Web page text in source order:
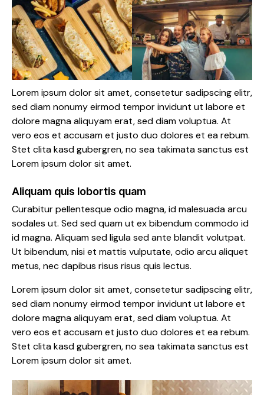
Lorem ipsum dolor sit amet, consetetur sadipscing elitr,
sed diam nonumy eirmod tempor invidunt ut labore et
dolore magna aliquyam erat, sed diam voluptua. At
vero eos et accusam et justo duo dolores et ea rebum.
Stet clita kasd gubergren, no sea takimata sanctus est
Lorem ipsum dolor sit amet.
Aliquam quis lobortis quam
Curabitur pellentesque odio magna, id malesuada arcu
sodales ut. Sed sed quam ut ex bibendum commodo id
id magna. Aliquam sed ligula sed ante blandit volutpat.
Ut bibendum, nisi et mattis vulputate, odio arcu aliquet
metus, nec dapibus risus risus quis lectus.
Lorem ipsum dolor sit amet, consetetur sadipscing elitr,
sed diam nonumy eirmod tempor invidunt ut labore et
dolore magna aliquyam erat, sed diam voluptua. At
vero eos et accusam et justo duo dolores et ea rebum.
Stet clita kasd gubergren, no sea takimata sanctus est
Lorem ipsum dolor sit amet.